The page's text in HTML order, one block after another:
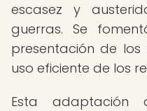
escasez y
guerras. Se
presentación de
uso eficiente de los
Esta